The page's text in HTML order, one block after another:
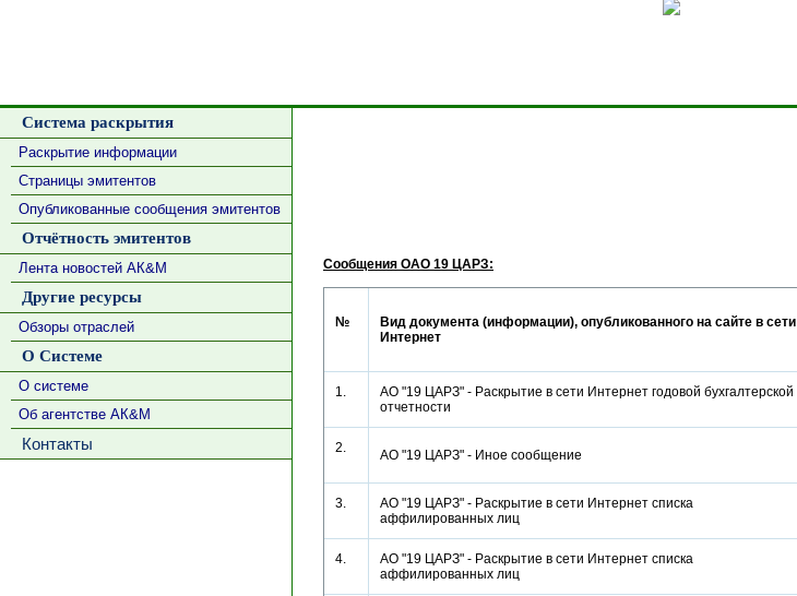
Система раскрытия
Раскрытие информации
Страницы эмитентов
Опубликованные сообщения эмитентов
Отчётность эмитентов
Лента новостей АК&М
Другие ресурсы
Обзоры отраслей
О Системе
О системе
Об агентстве АК&М
Контакты
Сообщения ОАО 19 ЦАРЗ:
№
Вид документа (информации), опубликованного на сайте в сети
Интернет
1.
АО "19 ЦАРЗ" - Раскрытие в сети Интернет годовой бухгалтерской
отчетности
2. АО "19 ЦАРЗ" - Иное сообщение
3.
АО "19 ЦАРЗ" - Раскрытие в сети Интернет списка
аффилированных лиц
4.
АО "19 ЦАРЗ" - Раскрытие в сети Интернет списка
аффилированных лиц